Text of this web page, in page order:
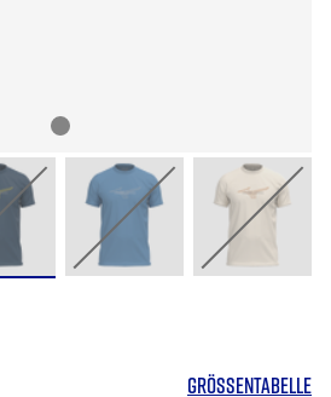
GRÖSSENTABELLE